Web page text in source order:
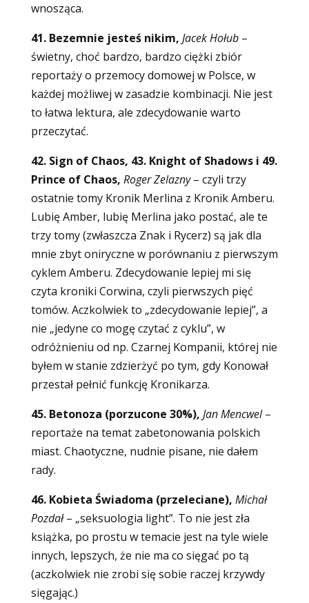
wnosząca.
41. Bezemnie jesteś nikim, Jacek Hołub–
świetny, choć bardzo, bardzo ciężki zbiór
reportaży o przemocy domowej w Polsce, w
każdej możliwej w zasadzie kombinacji. Nie jest
to łatwa lektura, ale zdecydowanie warto
przeczytać.
42. Sign of Chaos, 43. Knight of Shadows i 49.
Prince of Chaos, Roger Zelazny– czyli trzy
ostatnie tomy Kronik Merlina z Kronik Amberu.
Lubię Amber, lubię Merlina jako postać, ale te
trzy tomy (zwłaszcza Znak i Rycerz) są jak dla
mnie zbyt oniryczne w porównaniu z pierwszym
cyklem Amberu. Zdecydowanie lepiej mi się
czyta kroniki Corwina, czyli pierwszych pięć
tomów. Aczkolwiek to „zdecydowanie lepiej”, a
nie „jedyne co mogę czytać z cyklu”, w
odróżnieniu od np. Czarnej Kompanii, której nie
byłem w stanie zdzierżyć po tym, gdy Konował
przestał pełnić funkcję Kronikarza.
45. Betonoza (porzucone 30%), Jan Mencwel–
reportaże na temat zabetonowania polskich
miast. Chaotyczne, nudnie pisane, nie dałem
rady.
46. Kobieta Świadoma (przeleciane), Michał
Pozdał– „seksuologia light”. To nie jest zła
książka, po prostu w temacie jest na tyle wiele
innych, lepszych, że nie ma co sięgać po tą
(aczkolwiek nie zrobi się sobie raczej krzywdy
sięgając.)